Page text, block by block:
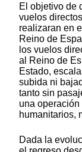
El objetivo de
vuelos
realizaran en
Reino de
los vuelos
al Reino de
Estado,
subida ni
tanto sin
una
humanitarios,
Dada la